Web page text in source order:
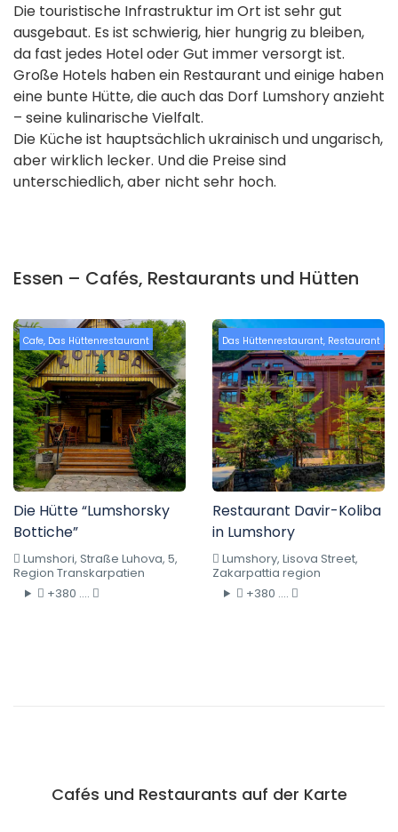
Die touristische Infrastruktur im Ort ist sehr gut
ausgebaut. Es ist schwierig, hier hungrig zu bleiben,
da fast jedes Hotel oder Gut immer versorgt ist.
Große Hotels haben ein Restaurant und einige haben
eine bunte Hütte, die auch das Dorf Lumshory anzieht
– seine kulinarische Vielfalt.
Die Küche ist hauptsächlich ukrainisch und ungarisch,
aber wirklich lecker. Und die Preise sind
unterschiedlich, aber nicht sehr hoch.
Essen – Cafés, Restaurants und Hütten
Cafe, Das Hüttenrestaurant
Die Hütte “Lumshorsky
Bottiche”
Lumshori, Straße Luhova, 5,
Region Transkarpatien
+380 ....
Das Hüttenrestaurant, Restaurant
Restaurant Davir-Koliba
in Lumshory
Lumshory, Lisova Street,
Zakarpattia region
+380 ....
Cafés und Restaurants auf der Karte